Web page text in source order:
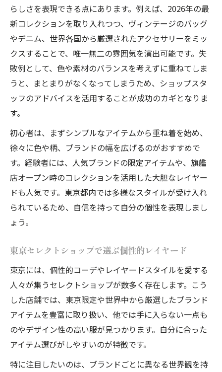
らしさを表現できる点にあります。例えば、2026年の最
新コレクションを取り入れつつ、ヴィンテージのバッグ
やデニム、世界各国から厳選されたアクセサリーをミッ
クスすることで、唯一無二の雰囲気を演出可能です。失
敗例として、色や素材のバランスを考えずに重ねてしま
うと、まとまりがなくなってしまうため、ショップスタ
ッフのアドバイスを活用することが成功のカギとなりま
す。
初心者は、まずシンプルなアイテムから重ね着を始め、
徐々に色や柄、ブランドの幅を広げるのがおすすめで
す。経験者には、人気ブランドの限定アイテムや、旗艦
店オープン時のコレクションを活用した大胆なレイヤー
ドも人気です。東京都内では多様なスタイルが受け入れ
られているため、自信を持って自分の個性を表現しまし
ょう。
東京セレクトショップで選ぶ個性的レイヤード
東京には、個性的コーデやレイヤードスタイルを愛する
人々が集うセレクトショップが数多く存在します。こう
した店舗では、東京限定や世界中から厳選したブランド
アイテムを豊富に取り扱い、他では手に入らない一点も
のやデザイン性の高い服が見つかります。自分に合った
アイテム選びがしやすいのが特徴です。
特に注目したいのは、ブランドごとに異なる世界観を持